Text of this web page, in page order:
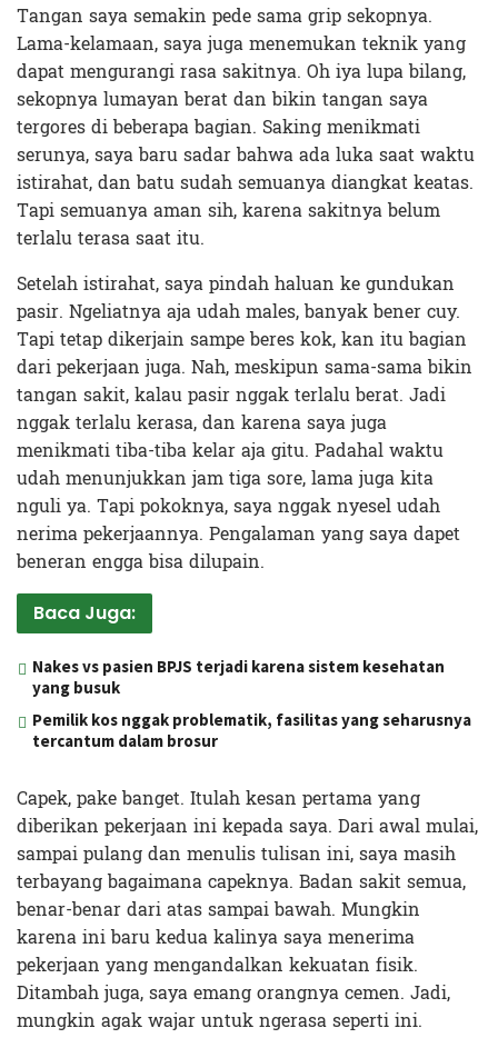
Tangan saya semakin pede sama grip sekopnya.
Lama-kelamaan, saya juga menemukan teknik yang
dapat mengurangi rasa sakitnya. Oh iya lupa bilang,
sekopnya lumayan berat dan bikin tangan saya
tergores di beberapa bagian. Saking menikmati
serunya, saya baru sadar bahwa ada luka saat waktu
istirahat, dan batu sudah semuanya diangkat keatas.
Tapi semuanya aman sih, karena sakitnya belum
terlalu terasa saat itu.
Setelah istirahat, saya pindah haluan ke gundukan
pasir. Ngeliatnya aja udah males, banyak bener cuy.
Tapi tetap dikerjain sampe beres kok, kan itu bagian
dari pekerjaan juga. Nah, meskipun sama-sama bikin
tangan sakit, kalau pasir nggak terlalu berat. Jadi
nggak terlalu kerasa, dan karena saya juga
menikmati tiba-tiba kelar aja gitu. Padahal waktu
udah menunjukkan jam tiga sore, lama juga kita
nguli ya. Tapi pokoknya, saya nggak nyesel udah
nerima pekerjaannya. Pengalaman yang saya dapet
beneran engga bisa dilupain.
Baca Juga:
Nakes vs pasien BPJS terjadi karena sistem kesehatan
yang busuk
Pemilik kos nggak problematik, fasilitas yang seharusnya
tercantum dalam brosur
Capek, pake banget. Itulah kesan pertama yang
diberikan pekerjaan ini kepada saya. Dari awal mulai,
sampai pulang dan menulis tulisan ini, saya masih
terbayang bagaimana capeknya. Badan sakit semua,
benar-benar dari atas sampai bawah. Mungkin
karena ini baru kedua kalinya saya menerima
pekerjaan yang mengandalkan kekuatan fisik.
Ditambah juga, saya emang orangnya cemen. Jadi,
mungkin agak wajar untuk ngerasa seperti ini.